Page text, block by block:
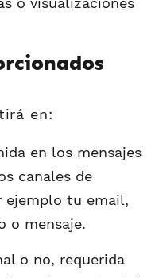
en:
en los mensajes
canales de
ejemplo tu email,
o mensaje.
o no, requerida